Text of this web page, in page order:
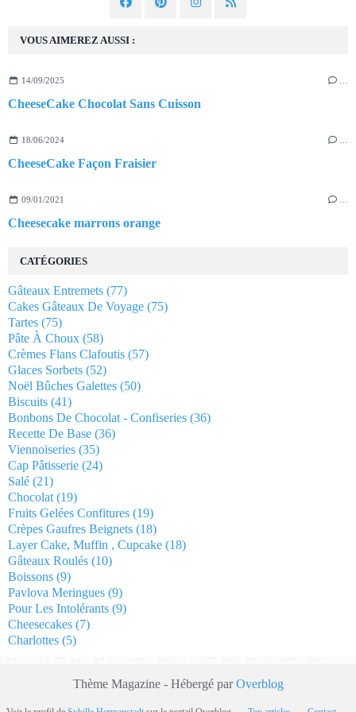
VOUS AIMEREZ AUSSI :
14/09/2025
CheeseCake Chocolat Sans Cuisson
18/06/2024
CheeseCake Façon Fraisier
09/01/2021
Cheesecake marrons orange
CATÉGORIES
Gâteaux Entremets (77)
Cakes Gâteaux De Voyage (75)
Tartes (75)
Pâte À Choux (58)
Crèmes Flans Clafoutis (57)
Glaces Sorbets (52)
Noël Bûches Galettes (50)
Biscuits (41)
Bonbons De Chocolat - Confiseries (36)
Recette De Base (36)
Viennoiseries (35)
Cap Pâtisserie (24)
Salé (21)
Chocolat (19)
Fruits Gelées Confitures (19)
Crèpes Gaufres Beignets (18)
Layer Cake, Muffin , Cupcake (18)
Gâteaux Roulés (10)
Boissons (9)
Pavlova Meringues (9)
Pour Les Intolérants (9)
Cheesecakes (7)
Charlottes (5)
Thème Magazine - Hébergé parOverblog